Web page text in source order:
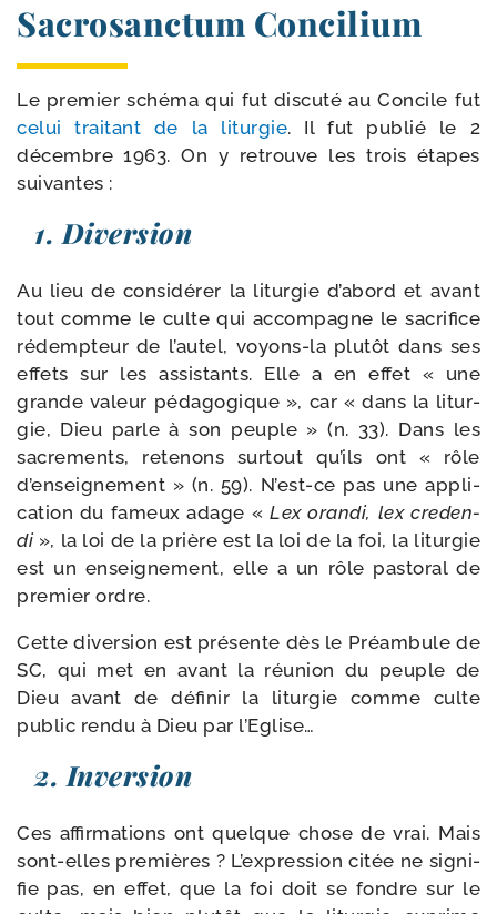
Sacrosanctum Concilium
Le pre­mier sché­ma qui fut dis­cu­té au Concile fut
celui trai­tant de la litur­gie. Il fut publié le 2
décembre 1963. On y retrouve les trois étapes
suivantes :
1. Diversion
Au lieu de consi­dé­rer la litur­gie d’abord et avant
tout comme le culte qui accom­pagne le sacri­fice
rédemp­teur de l’autel, voyons-​la plu­tôt dans ses
effets sur les assis­tants. Elle a en effet « une
grande valeur péda­go­gique », car « dans la litur­
gie, Dieu parle à son peuple » (n. 33). Dans les
sacre­ments, rete­nons sur­tout qu’ils ont « rôle
d’enseignement » (n. 59). N’est-ce pas une appli­
ca­tion du fameux adage «Lex oran­di, lex cre­den­
di », la loi de la prière est la loi de la foi, la litur­gie
est un ensei­gne­ment, elle a un rôle pas­to­ral de
pre­mier ordre.
Cette diver­sion est pré­sente dès le Préambule de
SC, qui met en avant la réunion du peuple de
Dieu avant de défi­nir la litur­gie comme culte
public ren­du à Dieu par l’Eglise…
2. Inversion
Ces affir­ma­tions ont quelque chose de vrai. Mais
sont-​elles pre­mières ? L’expression citée ne signi­
fie pas, en effet, que la foi doit se fondre sur le